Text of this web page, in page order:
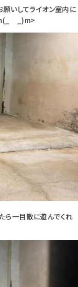
願いしてライオン室内に
_)m>
ら一目散に遊んでくれ